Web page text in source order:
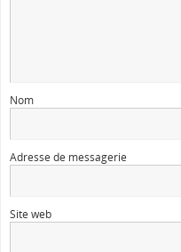
Nom
Adresse de messagerie
Site web